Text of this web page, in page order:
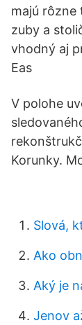
majú rôzne
zuby a
vhodný aj
Eas
V polohe
Korunky.
Slová,
Ako
Aký je
Jenov